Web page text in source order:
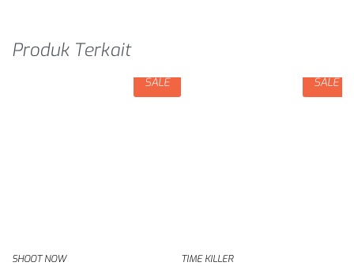
Produk Terkait
SALE
SHOOT NOW
SALE
TIME KILLER